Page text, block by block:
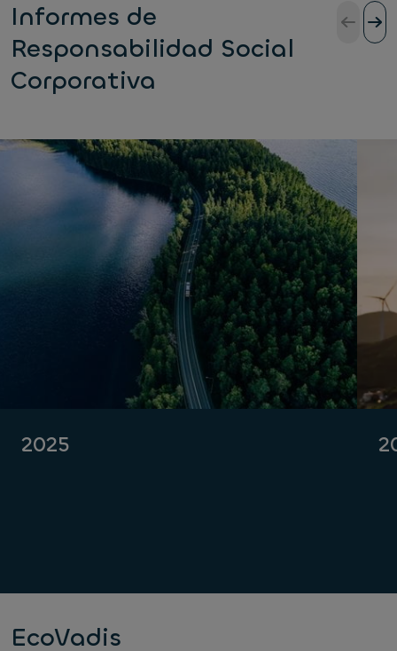
Informes de
Responsabilidad Social
Corporativa
2025
EcoVadis